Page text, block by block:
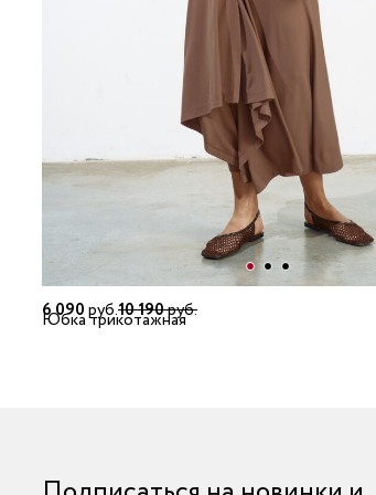
6 090руб.10 190руб.
Юбка трикотажная